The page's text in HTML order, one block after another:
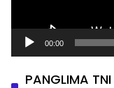
00:00
PANGLIMA